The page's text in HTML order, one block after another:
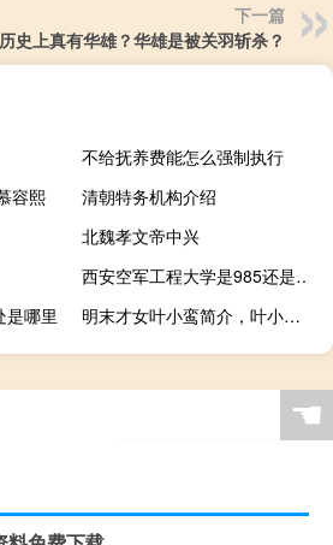
下一篇
史上真有华雄？华雄是被关羽斩杀？
不给抚养费能怎么强制执行
容熙
清朝特务机构介绍
北魏孝文帝中兴
西安空军工程大学是985还是211
是哪里
明末才女叶小鸾简介，叶小鸾如何死的？
☚